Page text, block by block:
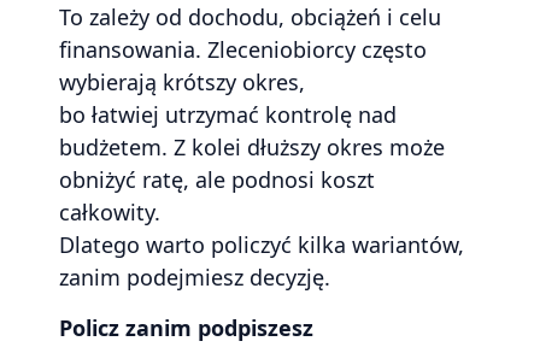
To zależy od dochodu, obciążeń i celu
finansowania. Zleceniobiorcy często
wybierają krótszy okres,
bo łatwiej utrzymać kontrolę nad
budżetem. Z kolei dłuższy okres może
obniżyć ratę, ale podnosi koszt
całkowity.
Dlatego warto policzyć kilka wariantów,
zanim podejmiesz decyzję.
Policz zanim podpiszesz